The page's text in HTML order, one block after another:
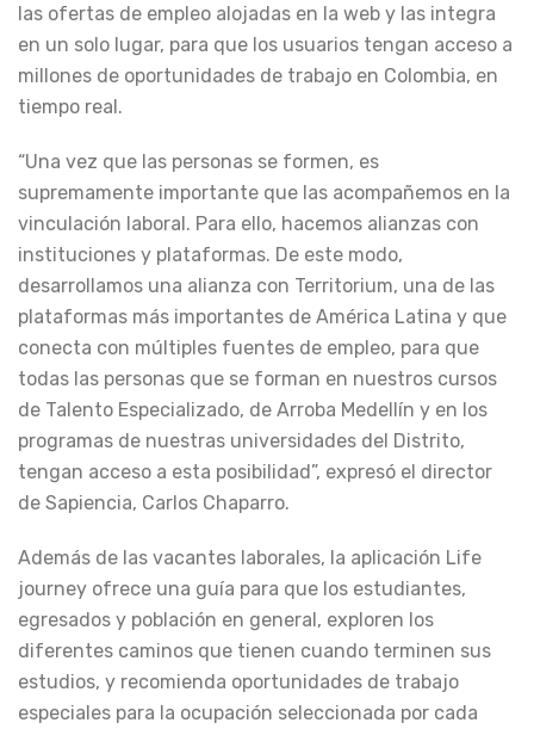
las ofertas de empleo alojadas en la web y las integra
en un solo lugar, para que los usuarios tengan acceso a
millones de oportunidades de trabajo en Colombia, en
tiempo real.
“Una vez que las personas se formen, es
supremamente importante que las acompañemos en la
vinculación laboral. Para ello, hacemos alianzas con
instituciones y plataformas. De este modo,
desarrollamos una alianza con Territorium, una de las
plataformas más importantes de América Latina y que
conecta con múltiples fuentes de empleo, para que
todas las personas que se forman en nuestros cursos
de Talento Especializado, de Arroba Medellín y en los
programas de nuestras universidades del Distrito,
tengan acceso a esta posibilidad”, expresó el director
de Sapiencia, Carlos Chaparro.
Además de las vacantes laborales, la aplicación Life
journey ofrece una guía para que los estudiantes,
egresados y población en general, exploren los
diferentes caminos que tienen cuando terminen sus
estudios, y recomienda oportunidades de trabajo
especiales para la ocupación seleccionada por cada